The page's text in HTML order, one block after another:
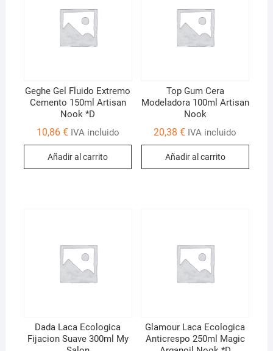
Geghe Gel Fluido Extremo
Cemento 150ml Artisan
Nook *D
10,86 € IVA incluido
Añadir al carrito
Top Gum Cera
Modeladora 100ml Artisan
Nook
20,38€ IVA incluido
Añadir al carrito
Dada Laca Ecologica
Fijacion Suave 300ml My
Glamour Laca Ecologica
Anticrespo 250ml Magic